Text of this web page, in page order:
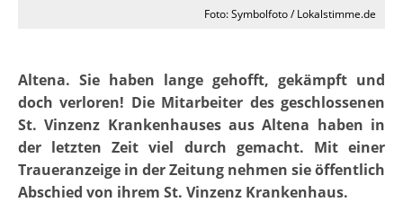
Foto: Symbolfoto / Lokalstimme.de
Altena. Sie haben lange gehofft, gekämpft und
doch verloren! Die Mitarbeiter des geschlossenen
St. Vinzenz Krankenhauses aus Altena haben in
der letzten Zeit viel durch gemacht. Mit einer
Traueranzeige in der Zeitung nehmen sie öffentlich
Abschied von ihrem St. Vinzenz Krankenhaus.